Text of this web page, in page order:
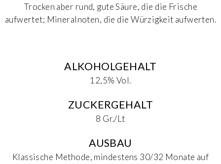
Trocken aber rund, gute Säure, die die Frische
aufwertet; Mineralnoten, die die Würzigkeit aufwerten.
ALKOHOLGEHALT
12,5% Vol.
ZUCKERGEHALT
8 Gr./Lt
AUSBAU
Klassische Methode, mindestens 30/32 Monate auf